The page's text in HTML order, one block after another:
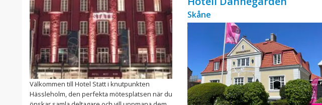
Välkommen till Hotel Statt i knutpunkten
Hässleholm, den perfekta mötesplatsen när du
Skåne